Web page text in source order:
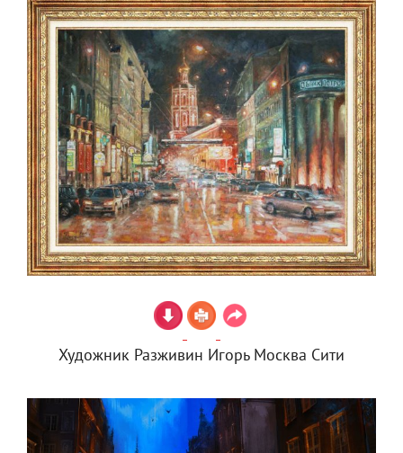
Художник Разживин Игорь Москва Сити